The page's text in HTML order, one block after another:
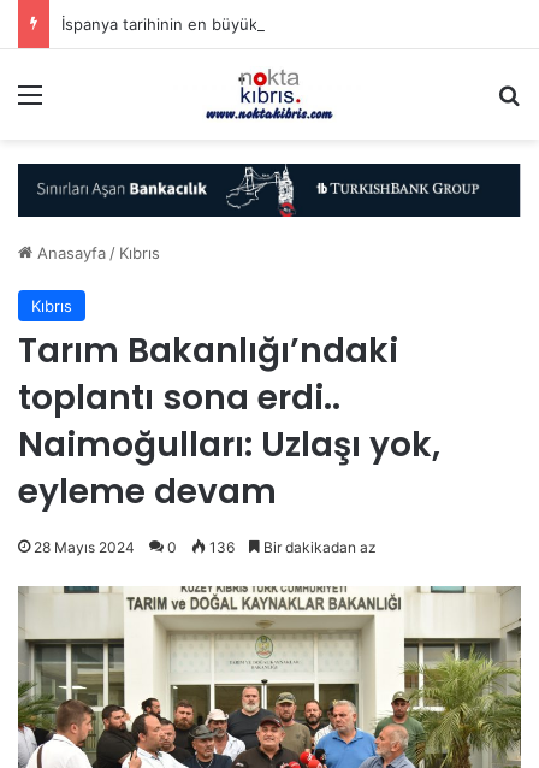
Anasayfa / Kıbrıs
Kıbrıs
Tarım Bakanlığı’ndaki
toplantı sona erdi..
Naimoğulları: Uzlaşı yok,
eyleme devam
28 Mayıs 2024 0 136 Bir dakikadan az